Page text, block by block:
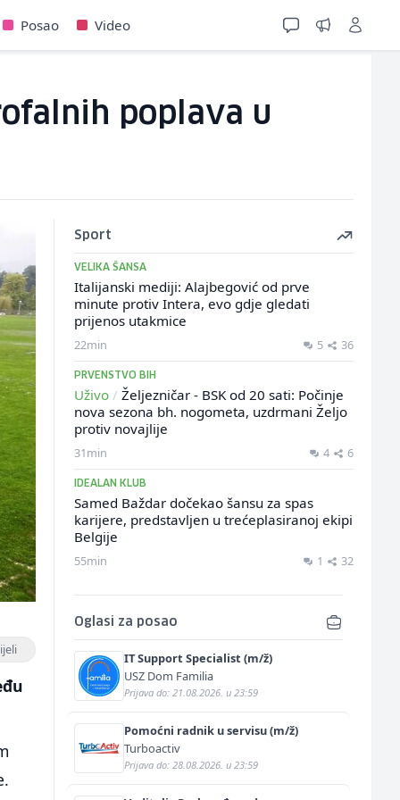
Posao Video
poplava u
Sport
VELIKA ŠANSA
Italijanski mediji: Alajbegović od prve
minute protiv Intera, evo gdje gledati
prijenos utakmice
22min 5 36
PRVENSTVO BIH
Uživo / Željezničar - BSK od 20 sati: Počinje
nova sezona bh. nogometa, uzdrmani Željo
protiv novajlije
31min 4 6
IDEALAN KLUB
Samed Baždar dočekao šansu za spas
karijere, predstavljen u trećeplasiranoj ekipi
Belgije
55min 1 32
Oglasi za posao
IT Support Specialist (m/ž)
USZ Dom Familia
Prijava do: 21.08.2026. u 23:59
Pomoćni radnik u servisu (m/ž)
Turboactiv
Prijava do: 28.08.2026. u 23:59